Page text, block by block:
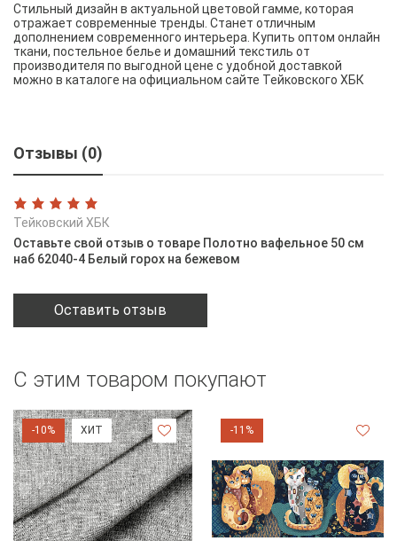
Стильный дизайн в актуальной цветовой гамме, которая
отражает современные тренды. Станет отличным
дополнением современного интерьера. Купить оптом онлайн
ткани, постельное белье и домашний текстиль от
производителя по выгодной цене с удобной доставкой
можно в каталоге на официальном сайте Тейковского ХБК
Отзывы (0)
Тейковский ХБК
Оставьте свой отзыв о товаре Полотно вафельное 50 см
наб 62040-4 Белый горох на бежевом
Оставить отзыв
С этим товаром покупают
-10% ХИТ -11%